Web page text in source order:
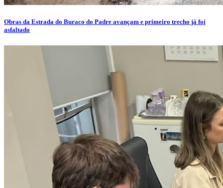
Obras da Estrada do Buraco do Padre avançam e primeiro trecho já foi
asfaltado